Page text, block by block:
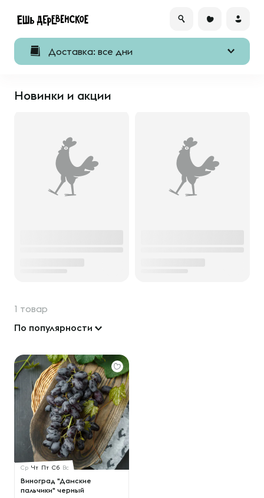
Доставка: все дни
Новинки и акции
1 товар
По популярности
Ср Чт Пт Сб Вс
Виноград "Дамские
пальчики" черный